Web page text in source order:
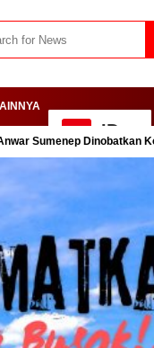
ID
Dinobatkan Koperasi Sehat